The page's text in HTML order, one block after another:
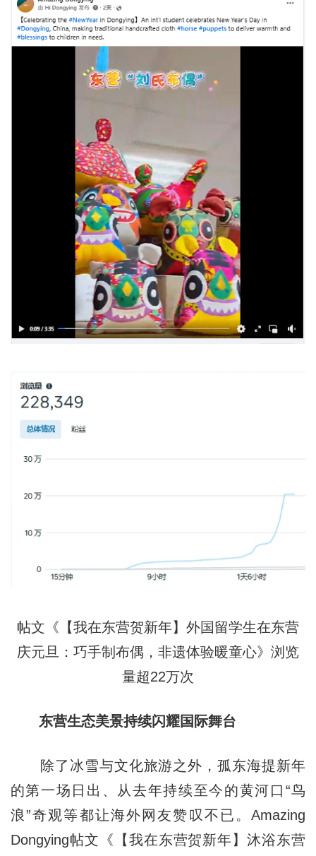
帖文《【我在东营贺新年】外国留学生在东营
庆元旦：巧手制布偶，非遗体验暖童心》浏览
量超22万次
东营生态美景持续闪耀国际舞台
除了冰雪与文化旅游之外，孤东海提新年
的第一场日出、从去年持续至今的黄河口“鸟
浪”奇观等都让海外网友赞叹不已。Amazing
Dongying帖文《【我在东营贺新年】沐浴东营